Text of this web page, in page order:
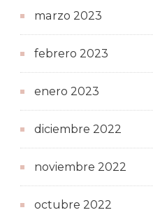
marzo 2023
febrero 2023
enero 2023
diciembre 2022
noviembre 2022
octubre 2022